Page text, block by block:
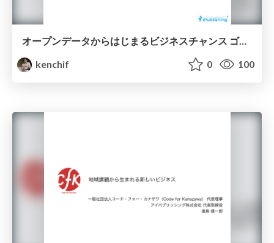
オープンデータからはじまるビジネスチャンス ゴミ収集情報アプリ5374.jpはなぜつくられたのか
kenchif
0 100